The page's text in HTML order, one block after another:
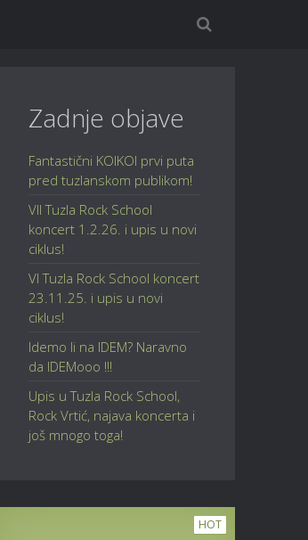
Zadnje objave
Fantastični KOIKOI prvi puta
pred tuzlanskom publikom!
VII Tuzla Rock School
koncert 1.2.26. i upis u novi
ciklus!
VI Tuzla Rock School koncert
23.11.25. i upis u novi
ciklus!
Idemo li na IDEM? Naravno
da IDEMooo !!!
Upis u Tuzla Rock School,
Rock Vrtić, najava koncerta i
još mnogo toga!
HOT